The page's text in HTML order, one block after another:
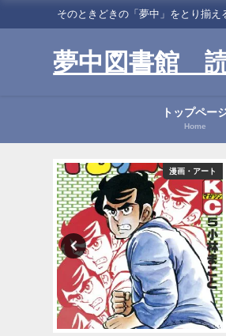
そのときどきの「夢中」をとり揃え
夢中図書館
トップペー
Home
漫画・アート